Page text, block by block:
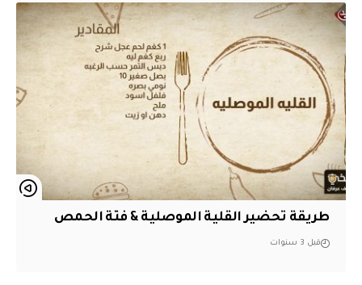
طريقة تحضير القلية الموصلية & فتة الحمص
قبل 3 سنوات